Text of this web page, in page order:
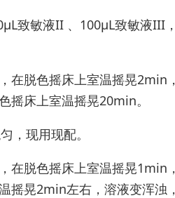
致敏液II 、100μL致敏液III
在脱色摇床上室温摇晃2min
摇床上室温摇晃20min。
，现⽤现配。
在脱色摇床上室温摇晃1min
摇晃2min左右，溶液变浑浊